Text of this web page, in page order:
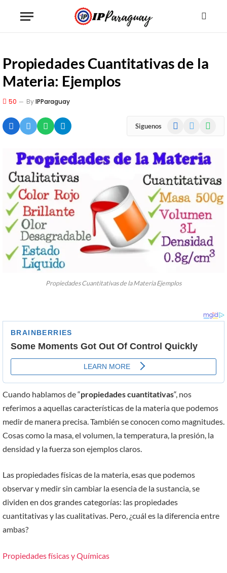
Propiedades Cuantitativas de la
Materia: Ejemplos
50 ByIPParaguay
Siguenos Facebook
Propiedades Cuantitativas de la Materia Ejemplos
Cuando hablamos de “propiedades cuantitativas“, nos
referimos a aquellas características de la materia que podemos
medir de manera precisa. También se conocen como magnitudes.
Cosas como la masa, el volumen, la temperatura, la presión, la
densidad y la fuerza son ejemplos claros.
Las propiedades físicas de la materia, esas que podemos
observar y medir sin cambiar la esencia de la sustancia, se
dividen en dos grandes categorías: las propiedades
cuantitativas y las cualitativas. Pero, ¿cuál es la diferencia entre
ambas?
Propiedades físicas y Químicas